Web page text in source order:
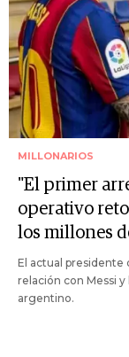
MILLONARIOS
"El primer
operativo
los millones
El actual presidente
relación con Messi y
argentino.